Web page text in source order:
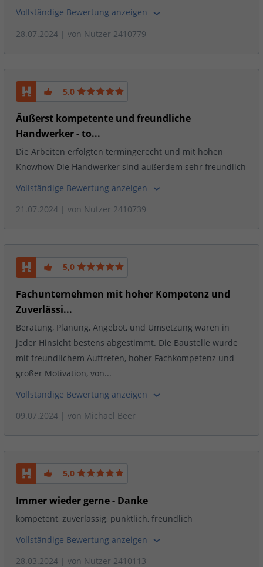
Vollständige Bewertung anzeigen
28.07.2024 | von Nutzer 2410779
5,0
Äußerst kompetente und freundliche
Handwerker - to...
Die Arbeiten erfolgten termingerecht und mit hohen
Knowhow Die Handwerker sind außerdem sehr freundlich
Vollständige Bewertung anzeigen
21.07.2024 | von Nutzer 2410739
5,0
Fachunternehmen mit hoher Kompetenz und
Zuverlässi...
Beratung, Planung, Angebot, und Umsetzung waren in
jeder Hinsicht bestens abgestimmt. Die Baustelle wurde
mit freundlichem Auftreten, hoher Fachkompetenz und
großer Motivation, von...
Vollständige Bewertung anzeigen
09.07.2024 | von Michael Beer
5,0
Immer wieder gerne - Danke
kompetent, zuverlässig, pünktlich, freundlich
Vollständige Bewertung anzeigen
28.03.2024 | von Nutzer 2410113